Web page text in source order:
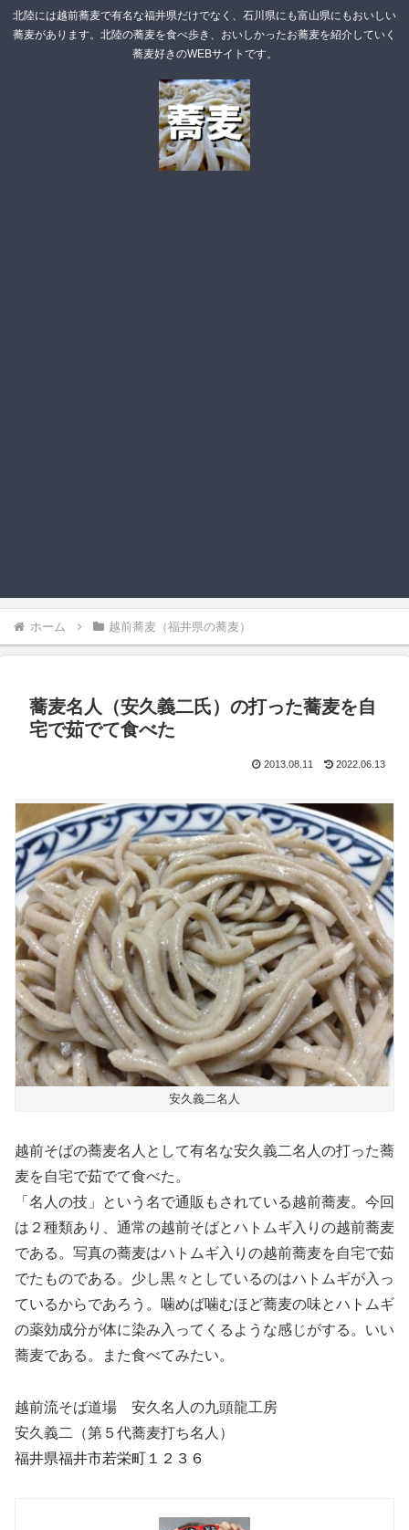
北陸には越前蕎麦で有名な福井県だけでなく、石川県にも富山県にもおいしい
蕎麦があります。北陸の蕎麦を食べ歩き、おいしかったお蕎麦を紹介していく
蕎麦好きのWEBサイトです。
ホーム 越前蕎麦（福井県の蕎麦）
蕎麦名人（安久義二氏）の打った蕎麦を自
宅で茹でて食べた
2013.08.11 2022.06.13
安久義二名人
越前そばの蕎麦名人として有名な安久義二名人の打った蕎
麦を自宅で茹でて食べた。
「名人の技」という名で通販もされている越前蕎麦。今回
は２種類あり、通常の越前そばとハトムギ入りの越前蕎麦
である。写真の蕎麦はハトムギ入りの越前蕎麦を自宅で茹
でたものである。少し黒々としているのはハトムギが入っ
ているからであろう。噛めば噛むほど蕎麦の味とハトムギ
の薬効成分が体に染み入ってくるような感じがする。いい
蕎麦である。また食べてみたい。
越前流そば道場 安久名人の九頭龍工房
安久義二（第５代蕎麦打ち名人）
福井県福井市若栄町１２３６